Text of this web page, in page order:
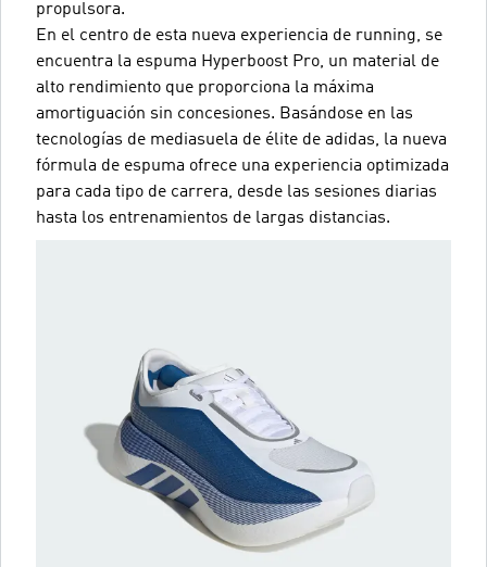
propulsora.
En el centro de esta nueva experiencia de running, se
encuentra la espuma Hyperboost Pro, un material de
alto rendimiento que proporciona la máxima
amortiguación sin concesiones. Basándose en las
tecnologías de mediasuela de élite de adidas, la nueva
fórmula de espuma ofrece una experiencia optimizada
para cada tipo de carrera, desde las sesiones diarias
hasta los entrenamientos de largas distancias.